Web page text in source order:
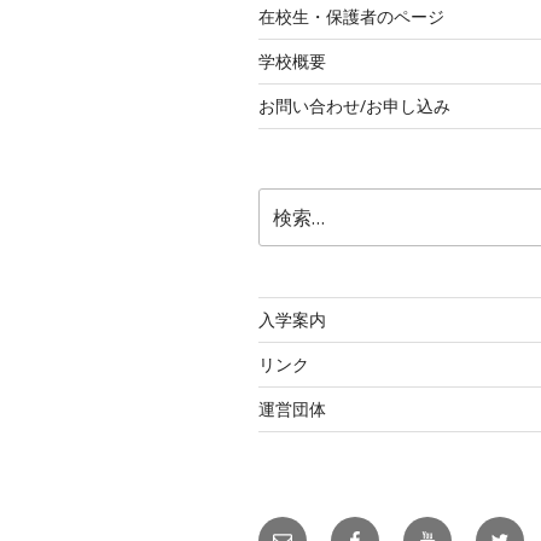
在校生・保護者のページ
学校概要
お問い合わせ/お申し込み
索:
入学案内
リンク
運営団体
メ facebookYouTubetwitter